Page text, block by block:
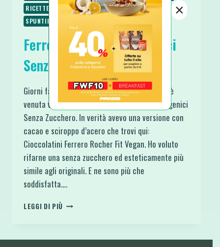
RICETTE SENZA ZUCCHERO
RICETTE VEGETARIANE
SPUNTINI E SNACKS
Ferrero Rocher Chetogenici
Senza Zucchero
Giorni fa ho scavato tra vecchie ricette e mi è
venuta voglia di questi Ferrero Rocher Chetogenici
Senza Zucchero. In verità avevo una versione con
cacao e sciroppo d’acero che trovi qui:
Cioccolatini Ferrero Rocher Fit Vegan. Ho voluto
rifarne una senza zucchero ed esteticamente più
simile agli originali. E ne sono più che
soddisfatta….
LEGGI DI PIÙ FERRERO
×